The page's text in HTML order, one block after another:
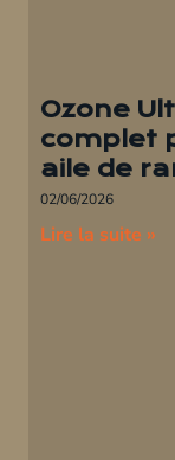
Ozone
complet
aile de
02/06/2026
Lire la suite »